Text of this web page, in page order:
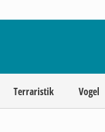
Terraristik Vogel